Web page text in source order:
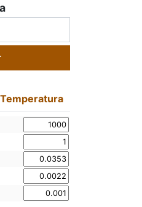
Temperatura